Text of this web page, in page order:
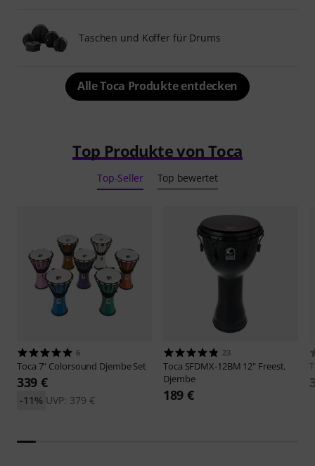
Taschen und Koffer für Drums
Alle Toca Produkte entdecken
Top Produkte von Toca
Top-Seller Top bewertet
6
Toca 7" Colorsound Djembe Set
339 €
UVP: 379 €
-11%
23
Toca SFDMX-12BM 12" Freest.
Djembe
189 €